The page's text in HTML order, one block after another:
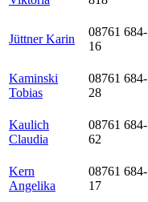
Jüttner Karin
08761 684-
16
Kaminski
Tobias
08761 684-
28
Kaulich
Claudia
08761 684-
62
Kern
Angelika
08761 684-
17